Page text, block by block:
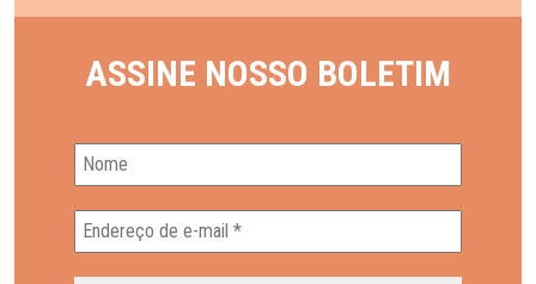
ASSINE NOSSO BOLETIM